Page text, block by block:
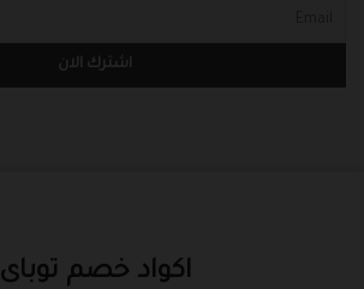
اكواد خصم توباى